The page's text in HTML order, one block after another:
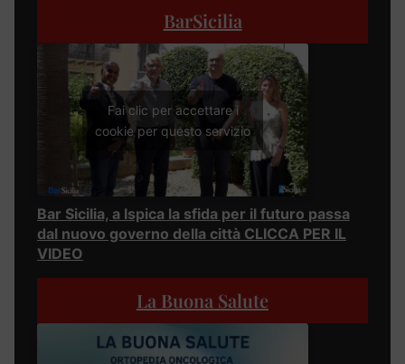
BarSicilia
Fai clic per accettare i
cookie per questo servizio
Bar Sicilia, a Ispica la sfida per il futuro passa
dal nuovo governo della città CLICCA PER IL
VIDEO
La Buona Salute